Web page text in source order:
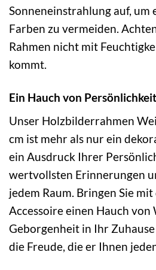
Sonneneinstrahlung auf, um
Farben zu vermeiden.
Rahmen nicht mit
kommt.
Ein Hauch von
Unser Holzbilderrahmen
cm ist mehr als nur ein
ein Ausdruck Ihrer
wertvollsten Erinnerungen
jedem Raum. Bringen Sie
Accessoire einen Hauch von
Geborgenheit in Ihr
die Freude, die er Ihnen